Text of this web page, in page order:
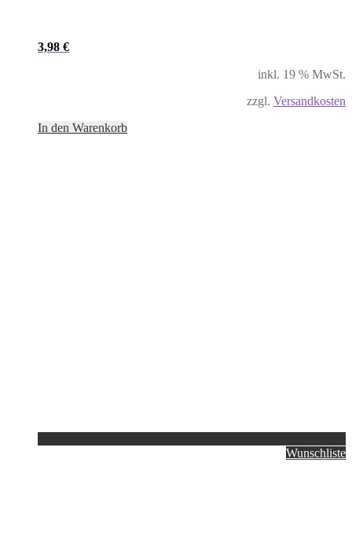
3,98 €
inkl. 19 % MwSt.
zzgl. Versandkosten
In den Warenkorb
Wunschliste